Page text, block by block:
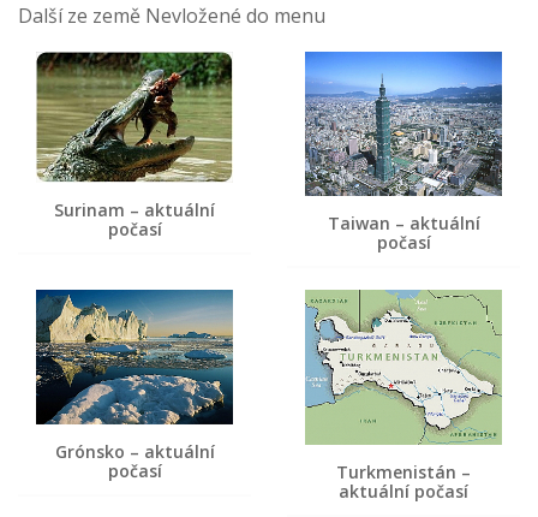
Další ze země Nevložené do menu
Surinam – aktuální
počasí
Taiwan – aktuální
počasí
Grónsko – aktuální
počasí
Turkmenistán –
aktuální počasí